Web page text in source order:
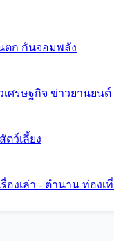
ตก กันจอมพลัง
เศรษฐกิจ ข่าวยานยนต์
สัตว์เลี้ยง
รื่องเล่า - ตำนาน ท่องเ